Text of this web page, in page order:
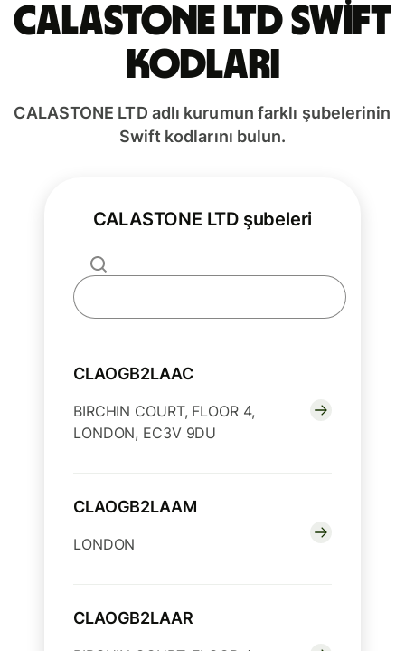
CALASTONE LTD Swift
kodları
CALASTONE LTD adlı kurumun farklı şubelerinin
Swift kodlarını bulun.
CALASTONE LTD şubeleri
CLAOGB2LAAC
BIRCHIN COURT, FLOOR 4,
LONDON, EC3V 9DU
CLAOGB2LAAM
LONDON
CLAOGB2LAAR